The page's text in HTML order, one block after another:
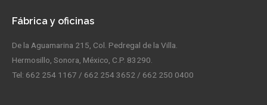
Fábrica y oficinas
De la Aguamarina 215, Col. Pedregal de la Villa.
Hermosillo, Sonora, México, C.P. 83290.
Tel: 662 254 1167 / 662 254 3652 / 662 250 0400